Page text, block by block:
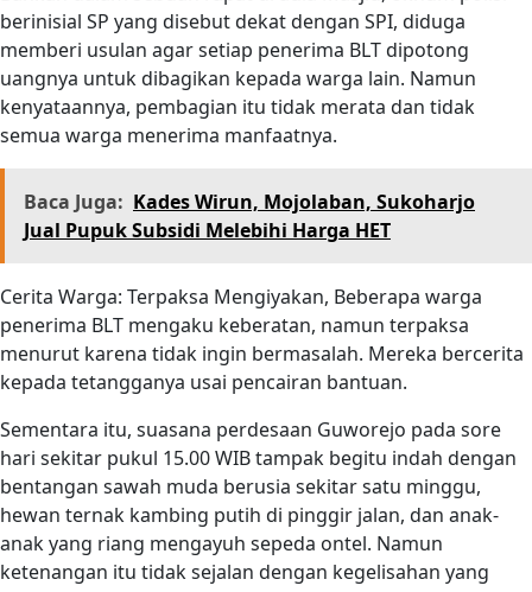
berinisial SP yang disebut dekat dengan SPI, diduga
memberi usulan agar setiap penerima BLT dipotong
uangnya untuk dibagikan kepada warga lain. Namun
kenyataannya, pembagian itu tidak merata dan tidak
semua warga menerima manfaatnya.
Baca Juga: Kades Wirun, Mojolaban, Sukoharjo
Jual Pupuk Subsidi Melebihi Harga HET
Cerita Warga: Terpaksa Mengiyakan, Beberapa warga
penerima BLT mengaku keberatan, namun terpaksa
menurut karena tidak ingin bermasalah. Mereka bercerita
kepada tetangganya usai pencairan bantuan.
Sementara itu, suasana perdesaan Guworejo pada sore
hari sekitar pukul 15.00 WIB tampak begitu indah dengan
bentangan sawah muda berusia sekitar satu minggu,
hewan ternak kambing putih di pinggir jalan, dan anak-
anak yang riang mengayuh sepeda ontel. Namun
ketenangan itu tidak sejalan dengan kegelisahan yang